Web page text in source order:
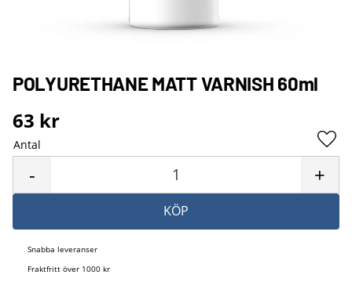
POLYURETHANE MATT VARNISH 60ml
63 kr
Antal
+
-
KÖP
Snabba leveranser
Fraktfritt över 1000 kr